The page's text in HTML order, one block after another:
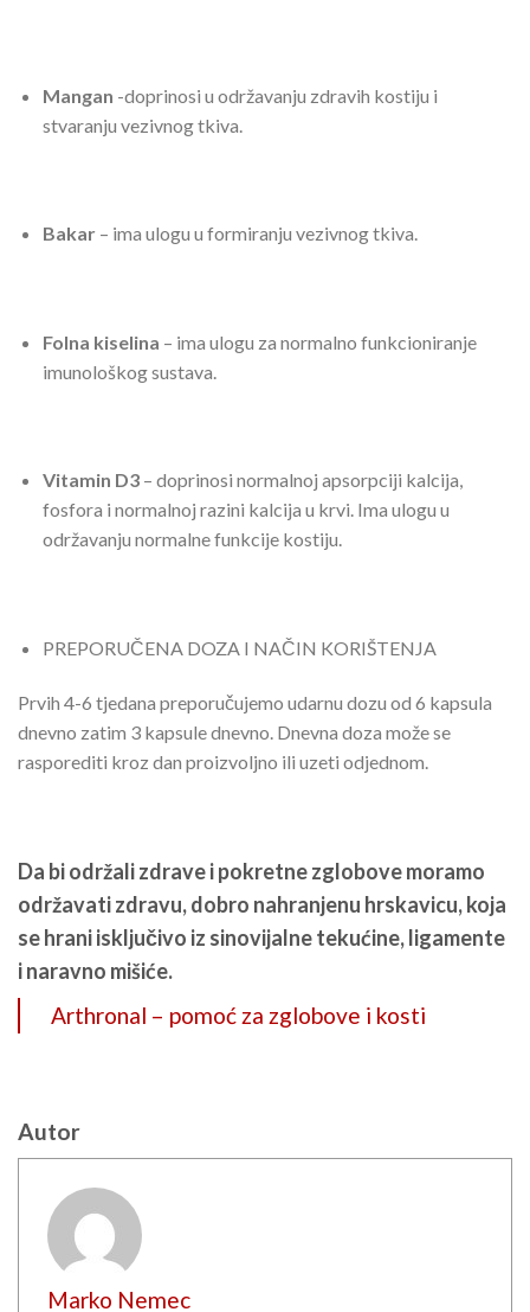
Mangan -doprinosi u održavanju zdravih kostiju i
stvaranju vezivnog tkiva.
Bakar– ima ulogu u formiranju vezivnog tkiva.
Folna kiselina – ima ulogu za normalno funkcioniranje
imunološkog sustava.
Vitamin D3– doprinosi normalnoj apsorpciji kalcija,
fosfora i normalnoj razini kalcija u krvi. Ima ulogu u
održavanju normalne funkcije kostiju.
PREPORUČENA DOZA I NAČIN KORIŠTENJA
Prvih 4-6 tjedana preporučujemo udarnu dozu od 6 kapsula
dnevno zatim 3 kapsule dnevno. Dnevna doza može se
rasporediti kroz dan proizvoljno ili uzeti odjednom.
Da bi održali zdrave i pokretne zglobove moramo
održavati zdravu, dobro nahranjenu hrskavicu, koja
se hrani isključivo iz sinovijalne tekućine, ligamente
i naravno mišiće.
Arthronal – pomoć za zglobove i kosti
Autor
Marko Nemec